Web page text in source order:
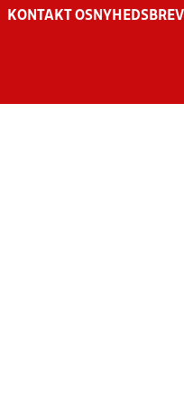
KONTAKT OS NYHEDSBREV